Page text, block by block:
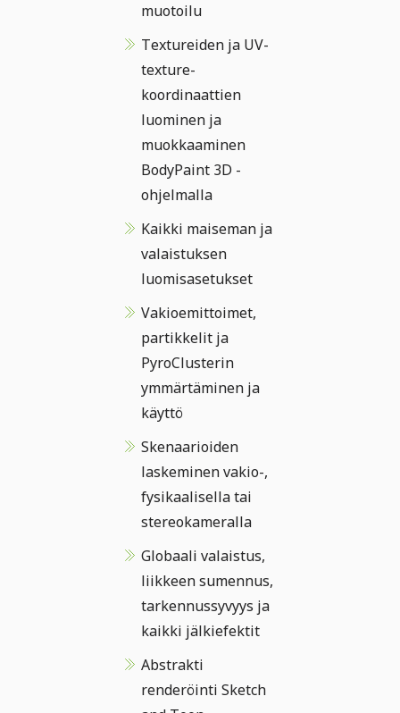
muotoilu
Textureiden ja UV-
texture-
koordinaattien
luominen ja
muokkaaminen
BodyPaint 3D -
ohjelmalla
Kaikki maiseman ja
valaistuksen
luomisasetukset
Vakioemittoimet,
partikkelit ja
PyroClusterin
ymmärtäminen ja
käyttö
Skenaarioiden
laskeminen vakio-,
fysikaalisella tai
stereokameralla
Globaali valaistus,
liikkeen sumennus,
tarkennussyvyys ja
kaikki jälkiefektit
Abstrakti
renderöinti Sketch